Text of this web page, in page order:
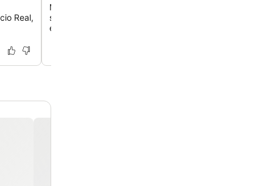
Real,
Mantenha sua saúde e força com acesso a uma
sauna e sala de vapor, proporcionando opções
estar durante sua estadia.